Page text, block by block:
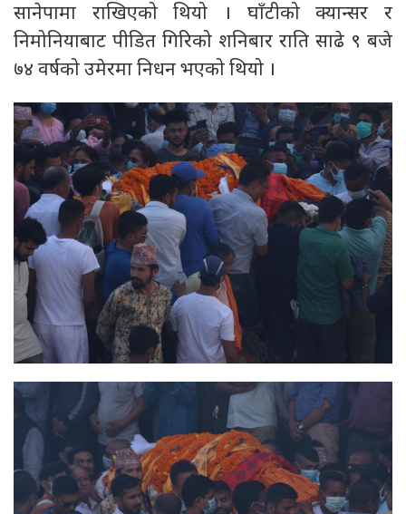
सानेपामा राखिएको थियो । घाँटीको क्यान्सर र
निमोनियाबाट पीडित गिरिको शनिबार राति साढे ९ बजे
७४ वर्षको उमेरमा निधन भएको थियो ।